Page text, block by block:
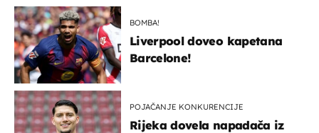
BOMBA!
Liverpool doveo kapetana
Barcelone!
POJAČANJE KONKURENCIJE
Rijeka dovela napadača iz